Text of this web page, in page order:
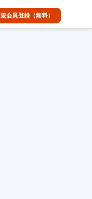
会員登録（無料）